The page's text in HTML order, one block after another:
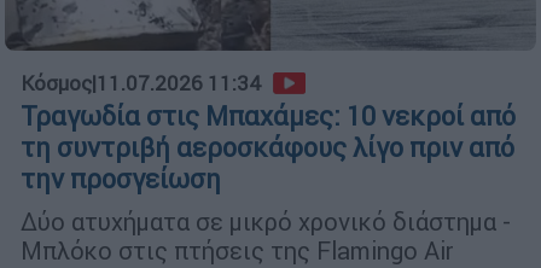
Κόσμος|11.07.2026 11:34
Τραγωδία στις Μπαχάμες: 10 νεκροί από
τη συντριβή αεροσκάφους λίγο πριν από
την προσγείωση
Δύο ατυχήματα σε μικρό χρονικό διάστημα -
Μπλόκο στις πτήσεις της Flamingo Air